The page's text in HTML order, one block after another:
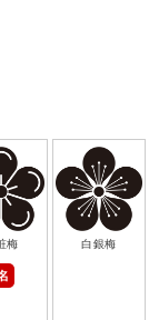
梅 白銀梅